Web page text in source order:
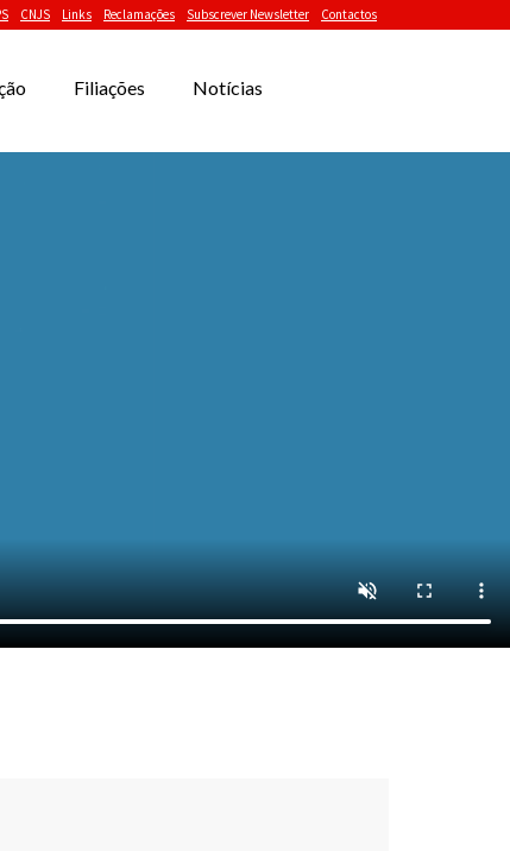
CNJS Links Reclamações Subscrever Newsletter Contactos
Filiações Notícias